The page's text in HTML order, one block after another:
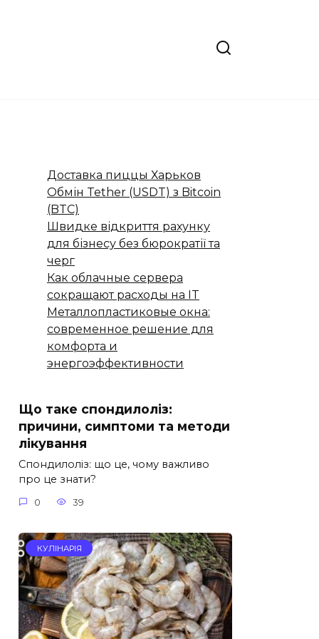
Доставка пиццы Харьков
Обмін Tether (USDT) з Bitcoin
(BTC)
Швидке відкриття рахунку
для бізнесу без бюрократії та
черг
Как облачные сервера
сокращают расходы на IT
Металлопластиковые окна:
современное решение для
комфорта и
энергоэффективности
Що таке спондилоліз:
причини, симптоми та методи
лікування
Спондилоліз: що це, чому важливо
про це знати?
0 39
КУЛІНАРІЯ